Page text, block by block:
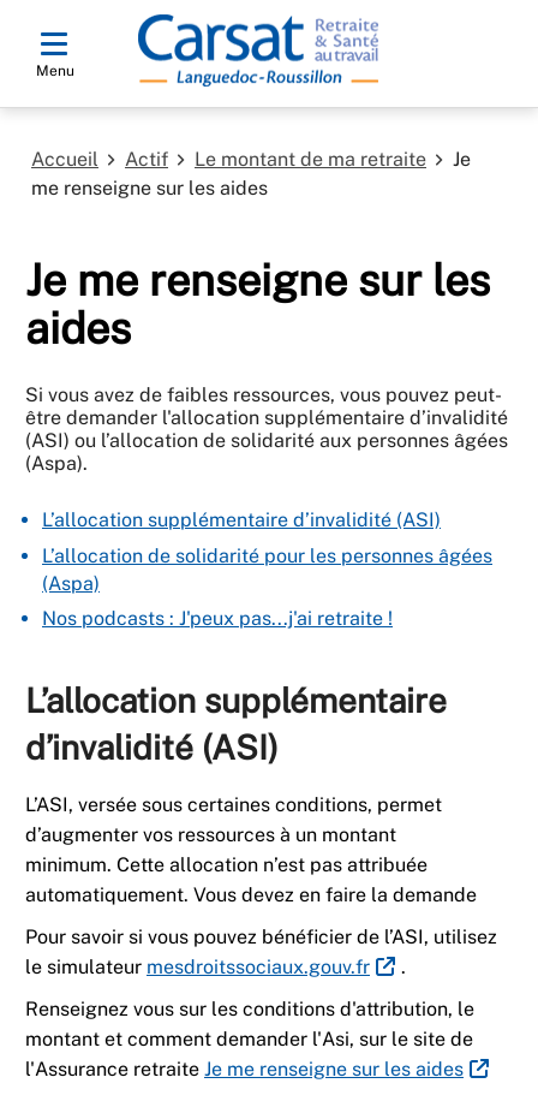
Menu
Accueil Actif Le montant de ma retraite
Je
me renseigne sur les aides
Je me renseigne sur les
aides
Si vous avez de faibles ressources, vous pouvez peut-
être demander l'allocation supplémentaire d’invalidité
(ASI) ou l’allocation de solidarité aux personnes âgées
(Aspa).
L’allocation supplémentaire d’invalidité (ASI)
L’allocation de solidarité pour les personnes âgées
(Aspa)
Nos podcasts : J'peux pas...j'ai retraite !
L’allocation supplémentaire
d’invalidité (ASI)
L’ASI, versée sous certaines conditions, permet
d’augmenter vos ressources à un montant
minimum. Cette allocation n’est pas attribuée
automatiquement. Vous devez en faire la demande
Pour savoir si vous pouvez bénéficier de l’ASI, utilisez
le simulateur mesdroitssociaux.gouv.fr
.
Renseignez vous sur les conditions d'attribution, le
montant et comment demander l'Asi, sur le site de
l'Assurance retraite Je me renseigne sur les aides